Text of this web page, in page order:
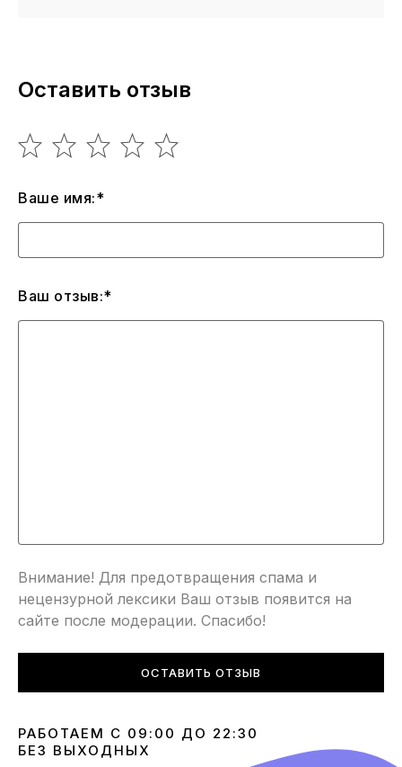
Оставить отзыв
Ваше имя:*
Ваш отзыв:*
Внимание! Для предотвращения спама и
нецензурной лексики Ваш отзыв появится на
сайте после модерации. Спасибо!
ОСТАВИТЬ ОТЗЫВ
РАБОТАЕМ С 09:00 ДО 22:30
БЕЗ ВЫХОДНЫХ